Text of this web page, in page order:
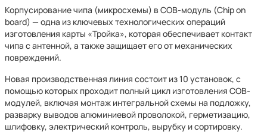
Корпусирование чипа (микросхемы) в COB-модуль (Chip on
board) — одна из ключевых технологических операций
изготовления карты «Тройка», которая обеспечивает контакт
чипа с антенной, а также защищает его от механических
повреждений.
Новая производственная линия состоит из 10 установок, с
помощью которых проходит полный цикл изготовления СОВ-
модулей, включая монтаж интегральной схемы на подложку,
разварку выводов алюминиевой проволокой, герметизацию,
шлифовку, электрический контроль, вырубку и сортировку.